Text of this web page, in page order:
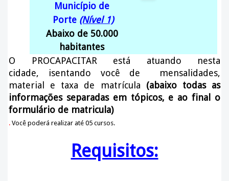
Município de
Porte (Nível 1)
Abaixo de 50.000
habitantes
O PROCAPACITAR está atuando nesta
cidade, isentando você de mensalidades,
material e taxa de matrícula (abaixo todas as
informações separadas em tópicos, e ao final o
formulário de matricula)
. Você poderá realizar até 05 cursos.
Requisitos: